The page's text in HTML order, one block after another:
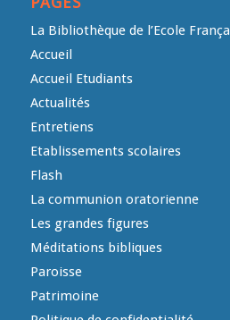
La Bibliothèque de l’Ecole
Accueil
Accueil Etudiants
Actualités
Entretiens
Etablissements scolaires
Flash
La communion oratorienne
Les grandes figures
Méditations bibliques
Paroisse
Patrimoine